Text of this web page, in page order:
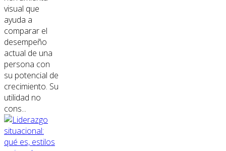
visual que
ayuda a
comparar el
desempeño
actual de una
persona con
su potencial de
crecimiento. Su
utilidad no
cons...